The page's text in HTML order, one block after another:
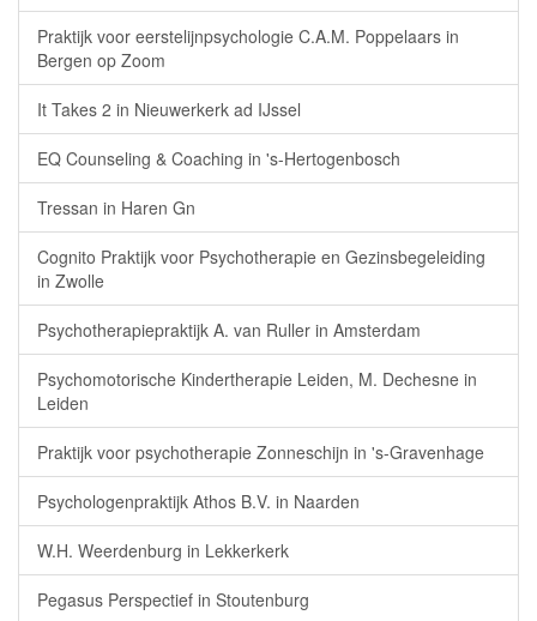
Praktijk voor eerstelijnpsychologie C.A.M. Poppelaars in
Bergen op Zoom
It Takes 2 in Nieuwerkerk ad IJssel
EQ Counseling & Coaching in 's-Hertogenbosch
Tressan in Haren Gn
Cognito Praktijk voor Psychotherapie en Gezinsbegeleiding
in Zwolle
Psychotherapiepraktijk A. van Ruller in Amsterdam
Psychomotorische Kindertherapie Leiden, M. Dechesne in
Leiden
Praktijk voor psychotherapie Zonneschijn in 's-Gravenhage
Psychologenpraktijk Athos B.V. in Naarden
W.H. Weerdenburg in Lekkerkerk
Pegasus Perspectief in Stoutenburg